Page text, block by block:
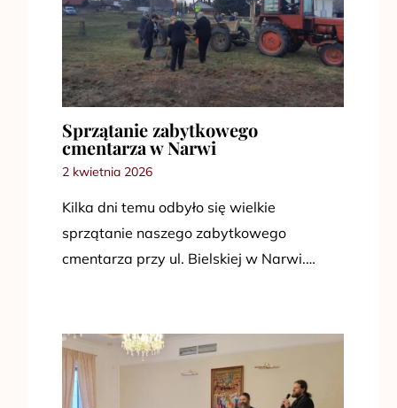
Sprzątanie zabytkowego
cmentarza w Narwi
2 kwietnia 2026
Kilka dni temu odbyło się wielkie
sprzątanie naszego zabytkowego
cmentarza przy ul. Bielskiej w Narwi.…